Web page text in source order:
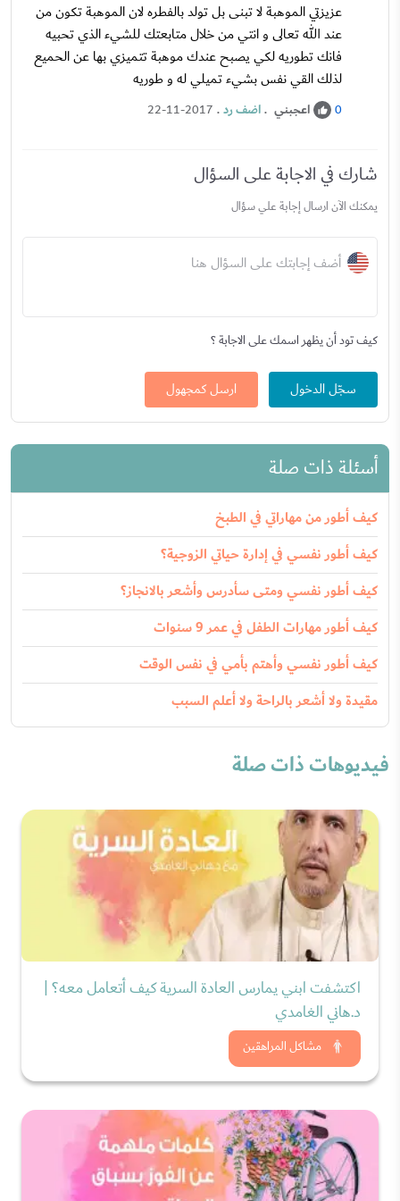
عزيزتي الموهبة لا تبنى بل تولد بالفطره لان الموهبة تكون من
عند الله تعالى و انتي من خلال متابعتك للشيء الذي تحبيه
فانك تطوريه لكي يصبح عندك موهبة تتميزي بها عن الحميع
لذلك القي نفس بشيء تميلي له و طوريه
0 اعجبني .اضف رد.
22-11-2017
شارك في الاجابة على السؤال
يمكنك الآن ارسال إجابة علي سؤال
أضف إجابتك على السؤال هنا
كيف تود أن يظهر اسمك على الاجابة ؟
سجّل الدخول ارسل كمجهول
أسئلة ذات صلة
كيف أطور من مهاراتي في الطبخ
كيف أطور نفسي في إدارة حياتي الزوجية؟
كيف أطور نفسي ومتى سأدرس وأشعر بالانجاز؟
كيف أطور مهارات الطفل في عمر 9 سنوات
كيف أطور نفسي وأهتم بأمي في نفس الوقت
مقيدة ولا أشعر بالراحة ولا أعلم السبب
فيديوهات ذات صلة
مشاكل المراهقين
اكتشفت ابني يمارس العادة السرية كيف أتعامل معه؟ |
د.هاني الغامدي
شاهد الان